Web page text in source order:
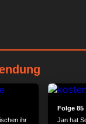
ihr
Folge 85
Jan hat